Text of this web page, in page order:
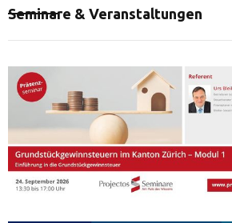
Seminare & Veranstaltungen